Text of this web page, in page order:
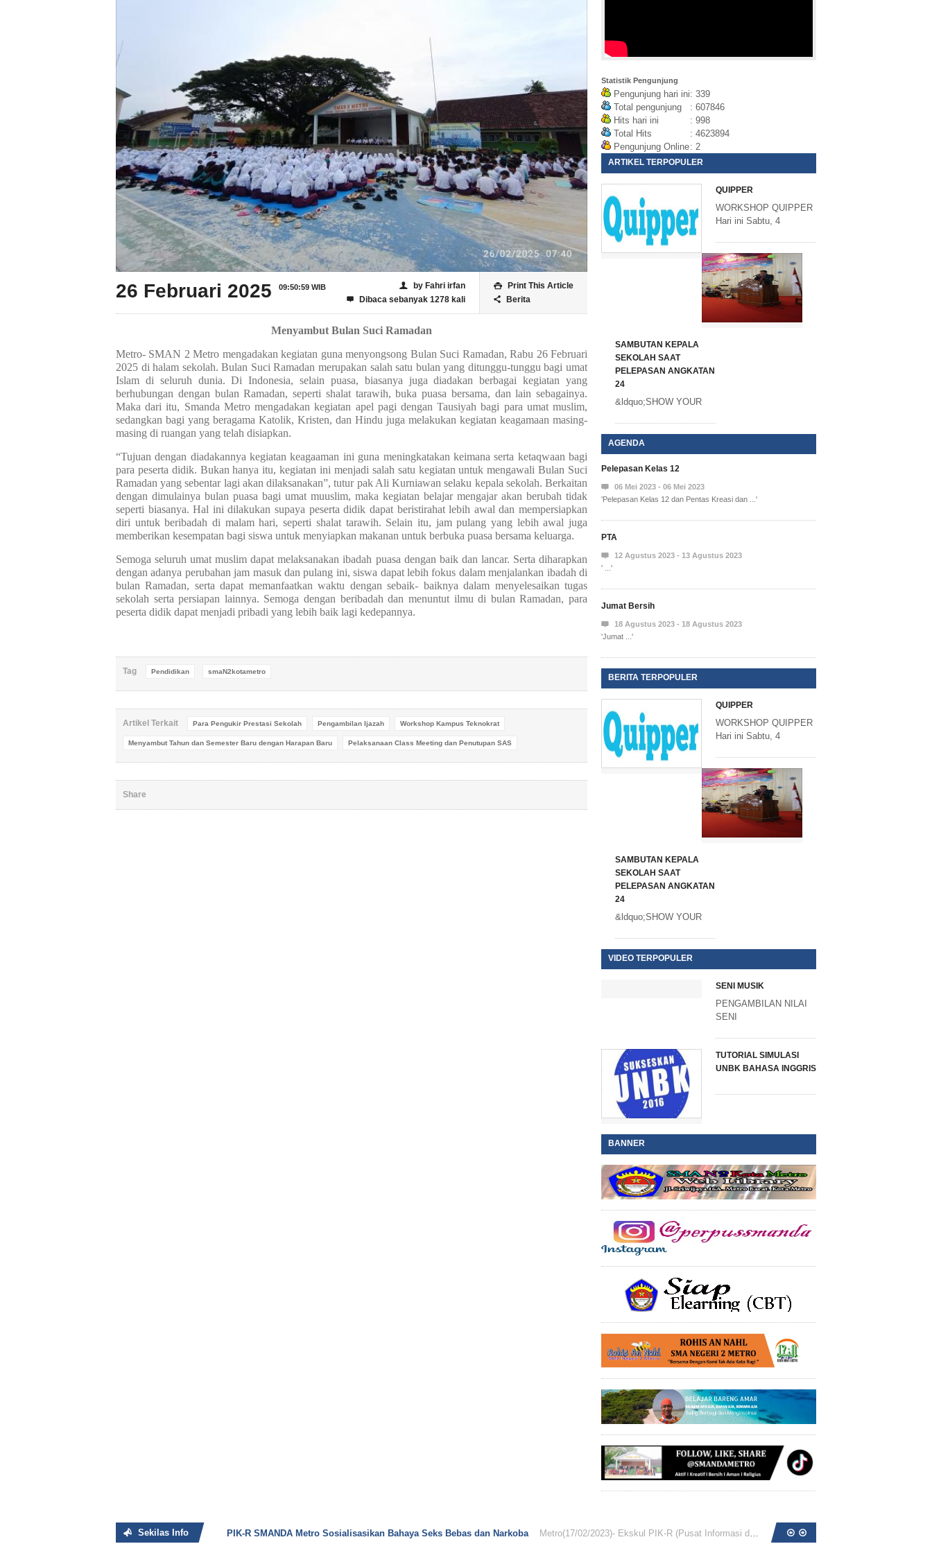
26 Februari 2025 09:50:59 WIB  Print This Article
 Berita
👤 by Fahri irfan
 Dibaca sebanyak 1278 kali
Menyambut Bulan Suci Ramadan
Metro- SMAN 2 Metro mengadakan kegiatan guna menyongsong Bulan Suci Ramadan, Rabu 26 Februari
2025 di halam sekolah. Bulan Suci Ramadan merupakan salah satu bulan yang ditunggu-tunggu bagi umat
Islam di seluruh dunia. Di Indonesia, selain puasa, biasanya juga diadakan berbagai kegiatan yang
berhubungan dengan bulan Ramadan, seperti shalat tarawih, buka puasa bersama, dan lain sebagainya.
Maka dari itu, Smanda Metro mengadakan kegiatan apel pagi dengan Tausiyah bagi para umat muslim,
sedangkan bagi yang beragama Katolik, Kristen, dan Hindu juga melakukan kegiatan keagamaan masing-
masing di ruangan yang telah disiapkan.
“Tujuan dengan diadakannya kegiatan keagaaman ini guna meningkatakan keimana serta ketaqwaan bagi
para peserta didik. Bukan hanya itu, kegiatan ini menjadi salah satu kegiatan untuk mengawali Bulan Suci
Ramadan yang sebentar lagi akan dilaksanakan”, tutur pak Ali Kurniawan selaku kepala sekolah. Berkaitan
dengan dimulainya bulan puasa bagi umat muuslim, maka kegiatan belajar mengajar akan berubah tidak
seperti biasanya. Hal ini dilakukan supaya peserta didik dapat beristirahat lebih awal dan mempersiapkan
diri untuk beribadah di malam hari, seperti shalat tarawih. Selain itu, jam pulang yang lebih awal juga
memberikan kesempatan bagi siswa untuk menyiapkan makanan untuk berbuka puasa bersama keluarga.
Semoga seluruh umat muslim dapat melaksanakan ibadah puasa dengan baik dan lancar. Serta diharapkan
dengan adanya perubahan jam masuk dan pulang ini, siswa dapat lebih fokus dalam menjalankan ibadah di
bulan Ramadan, serta dapat memanfaatkan waktu dengan sebaik- baiknya dalam menyelesaikan tugas
sekolah serta persiapan lainnya. Semoga dengan beribadah dan menuntut ilmu di bulan Ramadan, para
peserta didik dapat menjadi pribadi yang lebih baik lagi kedepannya.
Tag Pendidikan smaN2kotametro
Artikel Terkait Para Pengukir Prestasi Sekolah Pengambilan Ijazah Workshop Kampus Teknokrat
Menyambut Tahun dan Semester Baru dengan Harapan Baru Pelaksanaan Class Meeting dan Penutupan SAS
Share
Statistik Pengunjung
Pengunjung hari ini: 339
Total pengunjung
: 607846
Hits hari ini
: 998
Total Hits
: 4623894
Pengunjung Online: 2
ARTIKEL TERPOPULER
QUIPPER
WORKSHOP QUIPPER
Hari ini Sabtu, 4
SAMBUTAN KEPALA
SEKOLAH SAAT
PELEPASAN ANGKATAN
24
&ldquo;SHOW YOUR
AGENDA
Pelepasan Kelas 12

06 Mei 2023 - 06 Mei 2023
'Pelepasan Kelas 12 dan Pentas Kreasi dan ...'
PTA

12 Agustus 2023 - 13 Agustus 2023
' ...'
Jumat Bersih

18 Agustus 2023 - 18 Agustus 2023
'Jumat ...'
BERITA TERPOPULER
QUIPPER
WORKSHOP QUIPPER
Hari ini Sabtu, 4
SAMBUTAN KEPALA
SEKOLAH SAAT
PELEPASAN ANGKATAN
24
&ldquo;SHOW YOUR
VIDEO TERPOPULER
SENI MUSIK
PENGAMBILAN NILAI
SENI
TUTORIAL SIMULASI
UNBK BAHASA INGGRIS
BANNER
Sekilas Info PIK-R SMANDA Metro Sosialisasikan Bahaya Seks Bebas dan Narkoba Metro(17/02/2023)- Ekskul PIK-R (Pusat Informasi dan Konseling Remaja) SMA Negeri 2 Metro ...